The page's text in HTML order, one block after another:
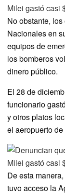
No obstante,
Nacionales en
equipos de
los bomberos
dinero público.
El 28 de
funcionario
y otros platos
el aeropuerto
De esta
tuvo acceso la